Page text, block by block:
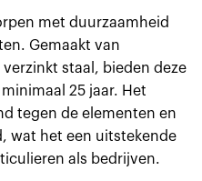
met duurzaamheid
Gemaakt van
staal, bieden deze
25 jaar. Het
tegen de elementen en
wat het een uitstekende
als bedrijven.